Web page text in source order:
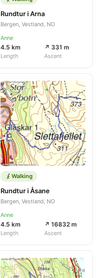
Rundtur i Arna
Bergen, Vestland, NO
Anne
4.5 km
Length
↗ 331 m
Ascent
Walking
Rundtur i Åsane
Bergen, Vestland, NO
Anne
4.5 km
Length
↗ 16832 m
Ascent